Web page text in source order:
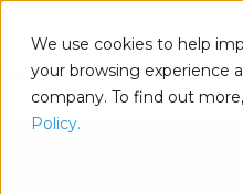
We use cookies to help
your browsing experience
company. To find out
Policy.
.NET
Passer au contenu du pied